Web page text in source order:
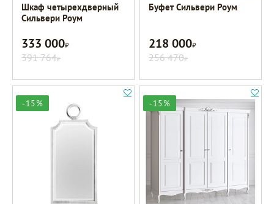
Шкаф четырехдверный
Сильвери Роум
333 000Р
391 764Р
Буфет Сильвери Роум
218 000Р
256 470Р
-15% -15%